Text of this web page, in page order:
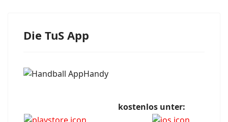
Die TuS App
kostenlos unter: